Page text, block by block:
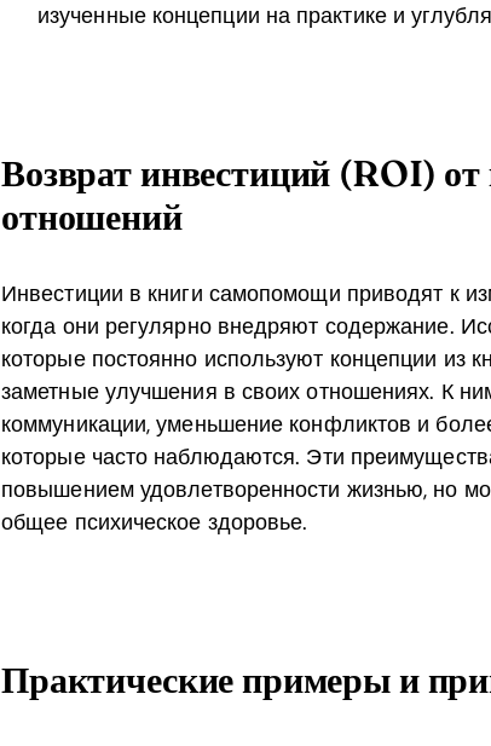
изученные концепции на практике и
Возврат инвестиций (ROI)
отношений
Инвестиции в книги самопомощи приводят к
когда они регулярно внедряют содержание.
которые постоянно используют концепции из
заметные улучшения в своих отношениях. К
коммуникации, уменьшение конфликтов и
которые часто наблюдаются. Эти
повышением удовлетворенности жизнью, но
общее психическое здоровье.
Практические примеры и